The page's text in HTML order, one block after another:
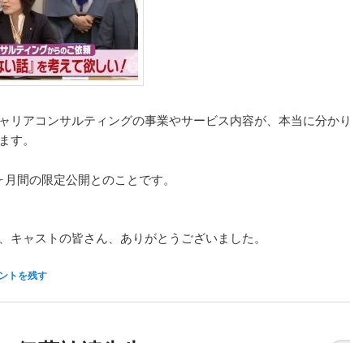
リアコンサルティングの事業やサービス内容が、本当に分かり
す。
間の限定公開とのことです。
キャストの皆さん、ありがとうございました。
トを残す